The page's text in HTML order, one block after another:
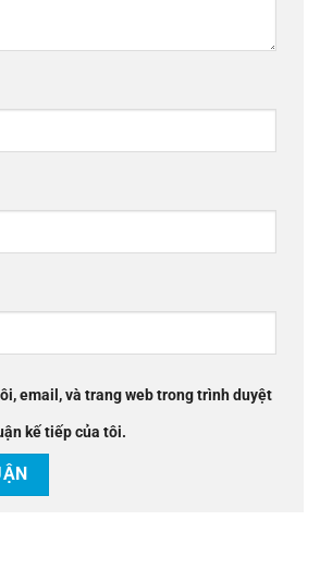
email, và trang web trong trình duyệt
kế tiếp của tôi.